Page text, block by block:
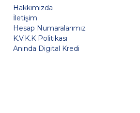
Hakkımızda
İletişim
Hesap Numaralarımız
K.V.K.K Politikası
Anında Digital Kredi